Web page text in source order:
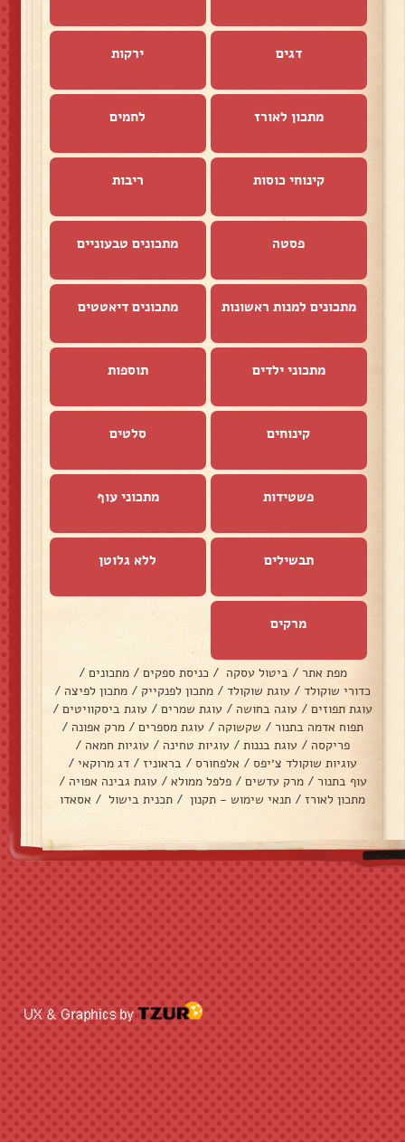
דגים ירקות
מתכון לאורז לחמים
קינוחי כוסות ריבות
פסטה מתכונים טבעוניים
מתכונים למנות ראשונות מתכונים דיאטטים
מתכוני ילדים תוספות
קינוחים סלטים
פשטידות מתכוני עוף
תבשילים ללא גלוטן
מרקים
מפת אתר / ביטול עסקה / כניסת ספקים / מתכונים /
כדורי שוקולד / עוגת שוקולד / מתכון לפנקייק / מתכון לפיצה /
עוגת תפוזים / עוגה בחושה / עוגת שמרים / עוגת ביסקוויטים /
תפוח אדמה בתנור / שקשוקה / עוגת מספרים / מרק אפונה /
פריקסה / עוגת בננות / עוגיות טחינה / עוגיות חמאה /
עוגיות שוקולד צ׳יפס / אלפחורס / בראוניז / דג מרוקאי /
עוף בתנור / מרק עדשים / פלפל ממולא / עוגת גבינה אפויה /
מתכון לאורז / תנאי שימוש - תקנון / תכנית בישול / אסאדו